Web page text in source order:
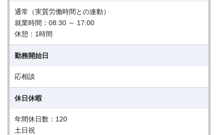
通常（実質労働時間との連動）
就業時間：08:30 ～ 17:00
休憩：1時間
勤務開始日
応相談
休日休暇
年間休日数：120
土日祝